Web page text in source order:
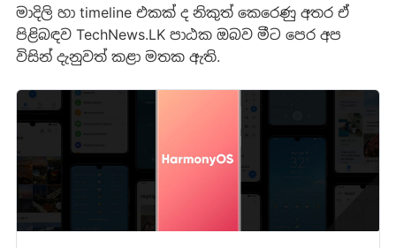
මාදිලි හා timeline එකක් ද නිකුත් කෙරෙණු අතර ඒ
පිළිබඳව TechNews.LK පාඨක ඔබව මීට පෙර අප
විසින් දැනුවත් කළා මතක ඇති.